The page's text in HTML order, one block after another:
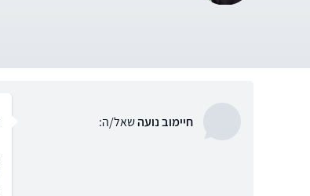
חיימוב נועהשאל/ה: